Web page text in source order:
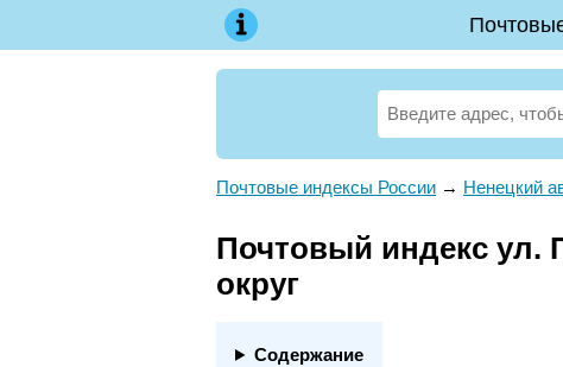
Почтовые индексы России → Ненецкий
Почтовый индекс ул.
округ
Содержание